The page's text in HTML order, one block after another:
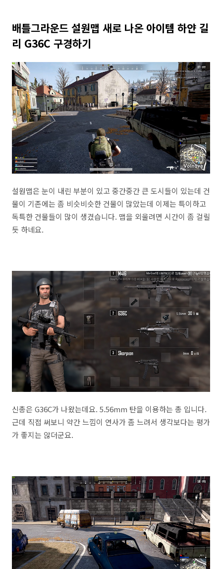
배틀그라운드 설원맵 새로 나온 아이템 하얀 길
리 G36C 구경하기
설원맵은 눈이 내린 부분이 있고 중간중간 큰 도시들이 있는데 건
물이 기존에는 좀 비슷비슷한 건물이 많았는데 이제는 특이하고
독특한 건물들이 많이 생겼습니다. 맵을 외울려면 시간이 좀 걸릴
듯 하네요.
신총은 G36C가 나왔는데요. 5.56mm 탄을 이용하는 총 입니다.
근데 직접 써보니 약간 느낌이 연사가 좀 느려서 생각보다는 평가
가 좋지는 않더군요.